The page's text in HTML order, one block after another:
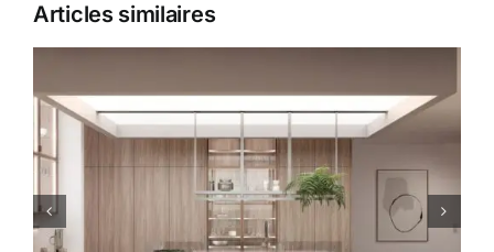
Articles similaires
Focus : le style scandinave